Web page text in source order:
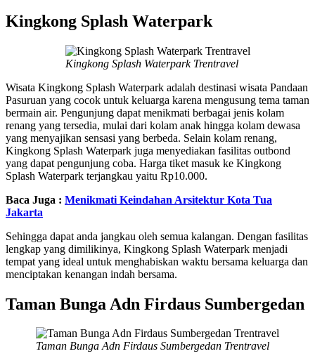
Kingkong Splash Waterpark
Kingkong Splash Waterpark Trentravel
Wisata Kingkong Splash Waterpark adalah destinasi wisata Pandaan
Pasuruan yang cocok untuk keluarga karena mengusung tema taman
bermain air. Pengunjung dapat menikmati berbagai jenis kolam
renang yang tersedia, mulai dari kolam anak hingga kolam dewasa
yang menyajikan sensasi yang berbeda. Selain kolam renang,
Kingkong Splash Waterpark juga menyediakan fasilitas outbond
yang dapat pengunjung coba. Harga tiket masuk ke Kingkong
Splash Waterpark terjangkau yaitu Rp10.000.
Baca Juga : Menikmati Keindahan Arsitektur Kota Tua
Jakarta
Sehingga dapat anda jangkau oleh semua kalangan. Dengan fasilitas
lengkap yang dimilikinya, Kingkong Splash Waterpark menjadi
tempat yang ideal untuk menghabiskan waktu bersama keluarga dan
menciptakan kenangan indah bersama.
Taman Bunga Adn Firdaus Sumbergedan
Taman Bunga Adn Firdaus Sumbergedan Trentravel